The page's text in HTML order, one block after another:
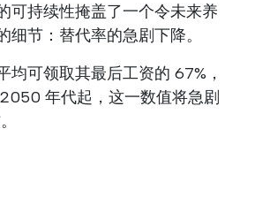
可持续性掩盖了一个令未来养
细节：替代率的急剧下降。
均可领取其最后工资的 67%，
年代起，这一数值将急剧